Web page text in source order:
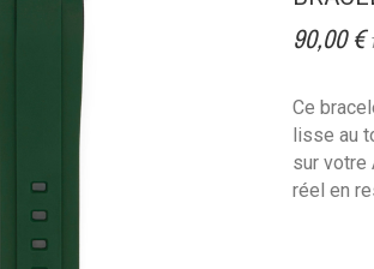
90,00 €
Ce
lisse au
sur votre
réel en